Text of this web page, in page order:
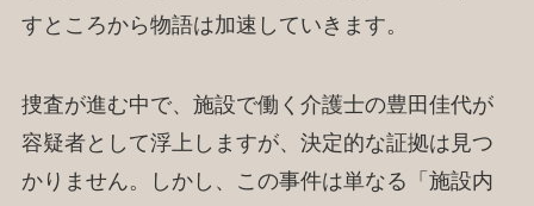
すところから物語は加速していきます。
捜査が進む中で、施設で働く介護士の豊田佳代が
容疑者として浮上しますが、決定的な証拠は見つ
かりません。しかし、この事件は単なる「施設内